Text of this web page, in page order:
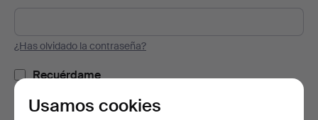
¿Has olvidado la contraseña?
Recuérdame
Usamos cookies